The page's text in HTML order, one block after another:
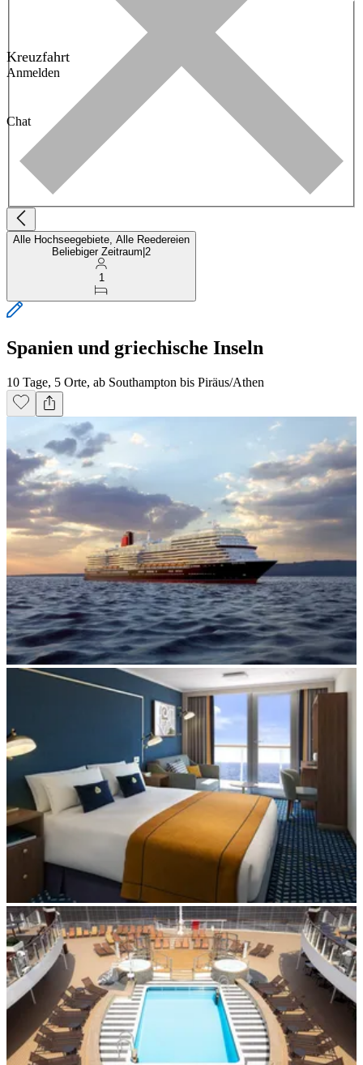
Kreuzfahrt
Anmelden
Chat
Alle Hochseegebiete, Alle Reedereien
Beliebiger Zeitraum 2
1
Spanien und griechische Inseln
10 Tage, 5 Orte, ab Southampton bis Piräus/Athen